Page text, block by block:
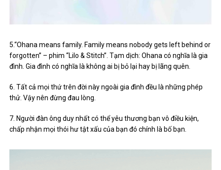
5.“Ohana means family. Family means nobody gets left behind or
forgotten” – phim “Lilo & Stitch”. Tạm dịch: Ohana có nghĩa là gia
đình. Gia đình có nghĩa là không ai bị bỏ lại hay bị lãng quên.
6. Tất cả mọi thứ trên đời này ngoài gia đình đều là những phép
thử. Vậy nên đừng đau lòng.
7. Người đàn ông duy nhất có thể yêu thương bạn vô điều kiện,
chấp nhận mọi thói hư tật xấu của bạn đó chính là bố bạn.